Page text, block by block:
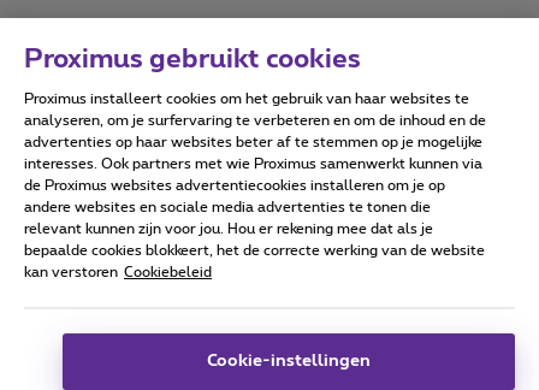
Forumvoorwaarden Accessibility statement
Alle rechten voorbehouden. © Proximus
Algemene voorwaarden, consumenteninfo
Deze website is gecreëerd en wordt beheerd conform het
Proximus gebruikt cookies
Proximus installeert cookies om het gebruik van haar websites te
analyseren, om je surfervaring te verbeteren en om de inhoud en de
advertenties op haar websites beter af te stemmen op je mogelijke
interesses. Ook partners met wie Proximus samenwerkt kunnen via
de Proximus websites advertentiecookies installeren om je op
andere websites en sociale media advertenties te tonen die
relevant kunnen zijn voor jou. Hou er rekening mee dat als je
bepaalde cookies blokkeert, het de correcte werking van de website
kan verstoren Cookiebeleid
Cookie-instellingen